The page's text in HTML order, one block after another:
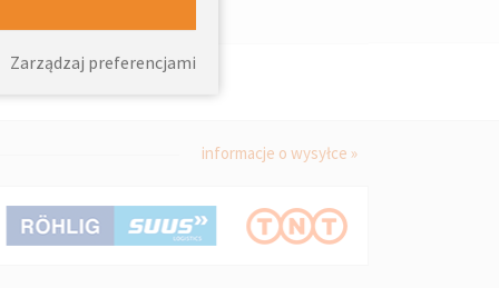
informacje o wysyłce »
Zarządzaj preferencjami